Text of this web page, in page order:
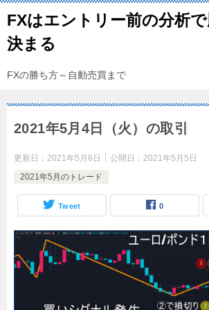
FXはエントリー前の分析
決まる
FXの勝ち方～自動売買まで
2021年5月4日（火）の取引
更新日： 2021年5月6日 公開日： 2021年5月5日
2021年5月のトレード
Tweet 0